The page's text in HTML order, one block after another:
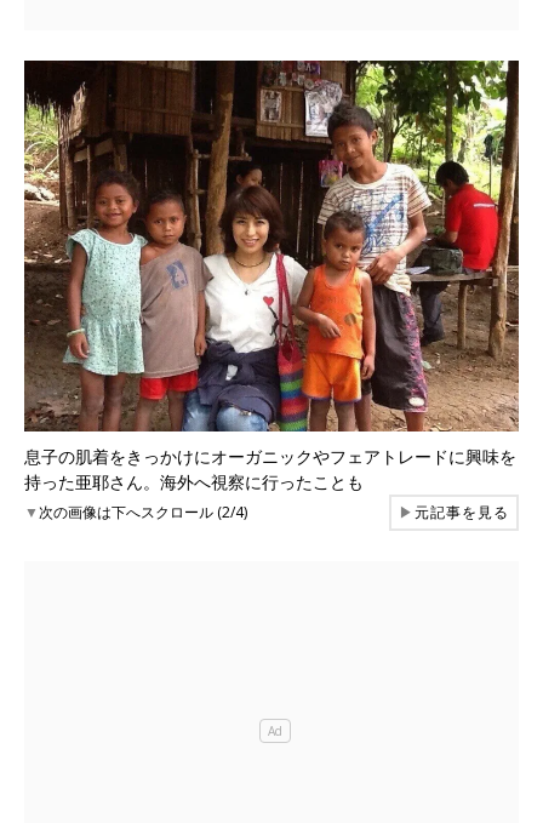
息子の肌着をきっかけにオーガニックやフェアトレードに興味を
持った亜耶さん。海外へ視察に行ったことも
▼次の画像は下へスクロール (2/4) ▶元記事を見る